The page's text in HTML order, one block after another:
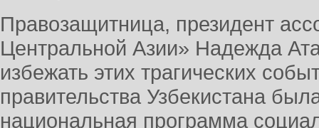
Правозащитница, президент
Центральной Азии» Надежда
избежать этих трагических
правительства Узбекистана
национальная программа